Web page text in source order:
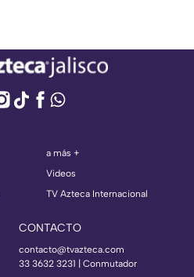
a más +
Videos
TV Azteca Internacional
CONTACTO
contacto@tvazteca.com
33 3632 3231 | Conmutador